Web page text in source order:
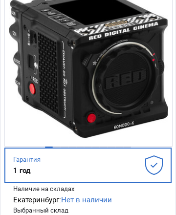
Гарантия
1 год
Наличие на складах
Екатеринбург:Нет в наличии
Выбранный склад